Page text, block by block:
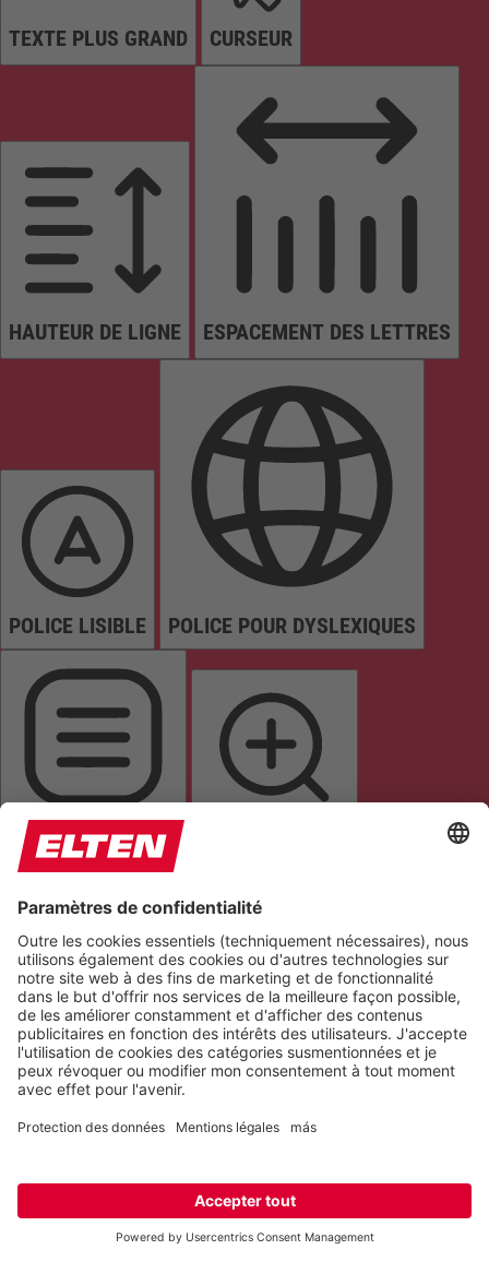
TEXTE PLUS GRAND CURSEUR
HAUTEUR DE LIGNE ESPACEMENT DES LETTRES
POLICE LISIBLE POLICE POUR DYSLEXIQUES
ALIGNER LE TEXTE
METTRE EN ÉVIDENCE LES LIENS
Couleurs